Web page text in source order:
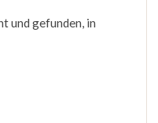
und gefunden, in